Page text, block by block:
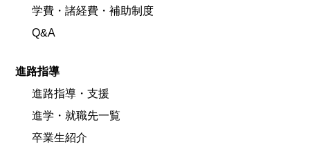
学費・諸経費・補助制度
Q&A
進路指導
進路指導・支援
進学・就職先一覧
卒業生紹介